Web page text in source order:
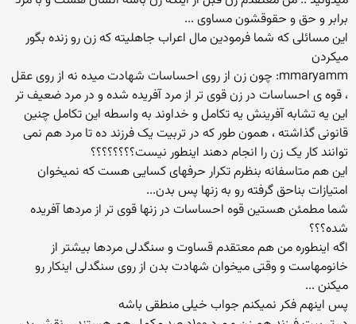
برابر و حق و حقوقشون مساوی ...
این مسائلی که شما فرمودین مال اعراب جاهلیته که زن رو زنده بگور
میکردن
mmaryamm: چون زن از روی احساسات شهادت میده نه از روی عقل
، قوه ی احساسات در زن قوی تر از مرد آفریده شده و در مرد ضعیف تر
این یه تشابه آفرینش یه تکامل و خداوند به واسطه این تکامل چنین
قانونی گذاشته ، همون طور که در تربیت یک فرزند ده تا مرد هم نمی
توانند کار یک زن را انجام دهند اینطور نیست؟؟؟؟؟؟؟؟
این هم متاسفانه بنظرم تکرار حرفهای کسایی هست که نمیخوان
امتیازات بناحق گرفته رو به زنها پس بدن...
شما مطمئن هستین قوه احساسات در زنها قوی تر از مردها آفریده
شده؟؟؟
اگه اینطوره من هم معتقدم قساوت و سنگدلی مردها بیشتر از
خانومهاست و وقتی میخوان شهادت بدن از روی سنگدلی اینکار رو
میکنن ...
پس اینهم فکر نمیکنم جواب خیلی منطقی باشه